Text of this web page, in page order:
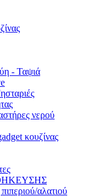
- Ταψιά
νερού
κουζίνας
αλατιού